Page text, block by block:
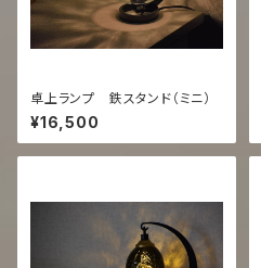
卓上ランプ 鉄スタンド（ミニ）
¥16,500